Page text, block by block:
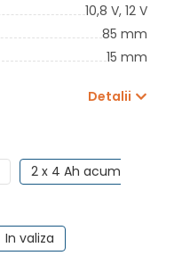
10,8 V, 12 V
85 mm
15 mm
Detalii
2 x 4 Ah acumulatori
In valiza